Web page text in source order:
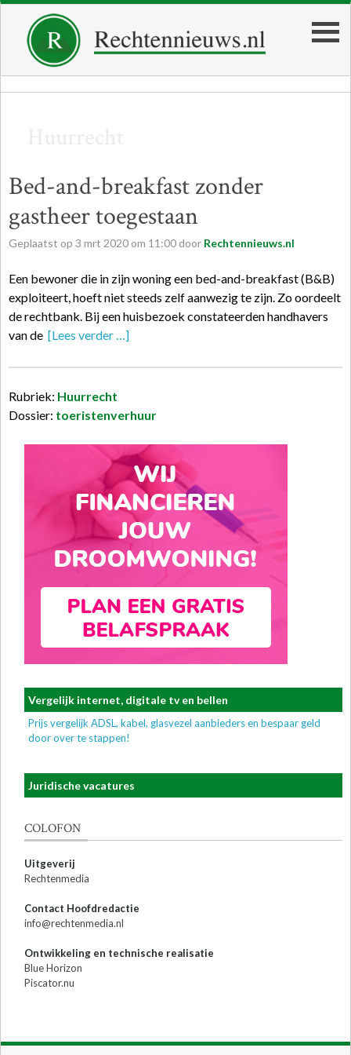
Bed-and-breakfast zonder
gastheer toegestaan
Geplaatst op 3 mrt 2020 om 11:00 door Rechtennieuws.nl
Een bewoner die in zijn woning een bed-and-breakfast (B&B)
exploiteert, hoeft niet steeds zelf aanwezig te zijn. Zo oordeelt
de rechtbank. Bij een huisbezoek constateerden handhavers
van de [Lees verder …]
Rubriek: Huurrecht
Dossier: toeristenverhuur
Vergelijk internet, digitale tv en bellen
Prijs vergelijk ADSL, kabel, glasvezel aanbieders en bespaar geld
door over te stappen!
Juridische vacatures
COLOFON
Uitgeverij
Rechtenmedia
Contact Hoofdredactie
info@rechtenmedia.nl
Ontwikkeling en technische realisatie
Blue Horizon
Piscator.nu